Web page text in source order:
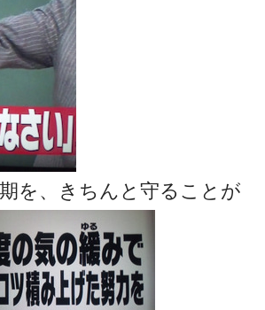
を、きちんと守ることが